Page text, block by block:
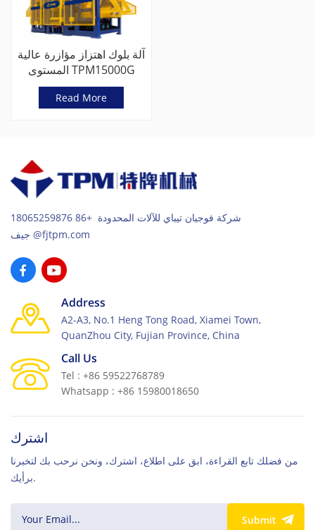
آلة بلوك اهتزاز مؤازرة عالية
المستوى TPM15000G
متقدمة
Read More
شركة فوجيان تيباي للآلات المحدودة +86 18065259876
جيف@fjtpm.com
Address
A2-A3, No.1 Heng Tong Road, Xiamei Town,
QuanZhou City, Fujian Province, China
Call Us
Tel : +86 59522768789
Whatsapp : +86 15980018650
اشترك
من فضلك تابع القراءة، ابق على اطلاع، اشترك، ونحن نرحب بك لتخبرنا
برأيك.
Submit